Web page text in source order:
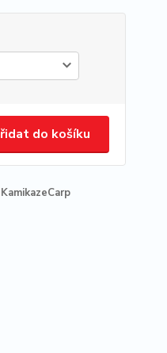
do košíku
KamikazeCarp